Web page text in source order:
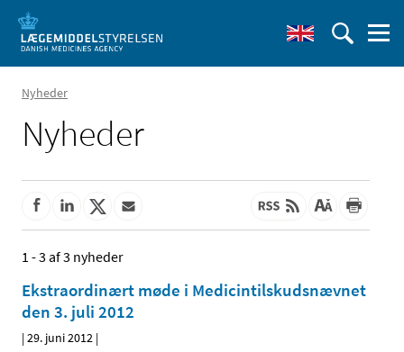
Nyheder
Nyheder
1 - 3 af 3 nyheder
Ekstraordinært møde i Medicintilskudsnævnet
den 3. juli 2012
|29. juni 2012 |